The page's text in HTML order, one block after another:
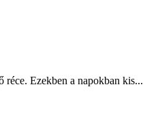
réce. Ezekben a napokban kis...